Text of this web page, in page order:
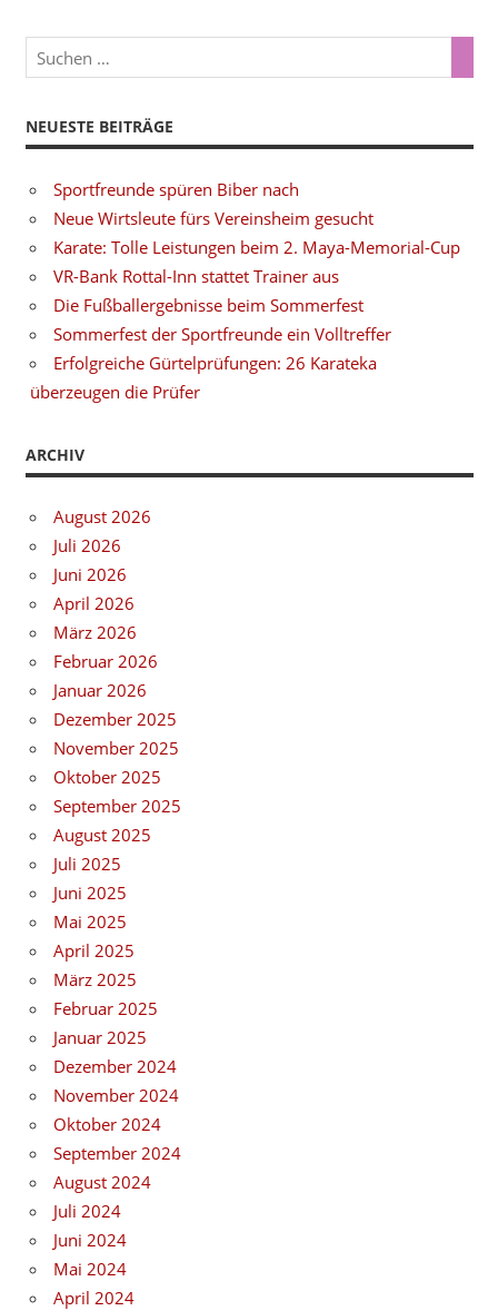
NEUESTE BEITRÄGE
Sportfreunde spüren Biber nach
Neue Wirtsleute fürs Vereinsheim gesucht
Karate: Tolle Leistungen beim 2. Maya-Memorial-Cup
VR-Bank Rottal-Inn stattet Trainer aus
Die Fußballergebnisse beim Sommerfest
Sommerfest der Sportfreunde ein Volltreffer
Erfolgreiche Gürtelprüfungen: 26 Karateka
überzeugen die Prüfer
ARCHIV
August 2026
Juli 2026
Juni 2026
April 2026
März 2026
Februar 2026
Januar 2026
Dezember 2025
November 2025
Oktober 2025
September 2025
August 2025
Juli 2025
Juni 2025
Mai 2025
April 2025
März 2025
Februar 2025
Januar 2025
Dezember 2024
November 2024
Oktober 2024
September 2024
August 2024
Juli 2024
Juni 2024
Mai 2024
April 2024